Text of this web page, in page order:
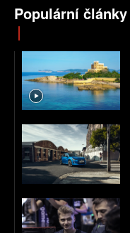
Populární články